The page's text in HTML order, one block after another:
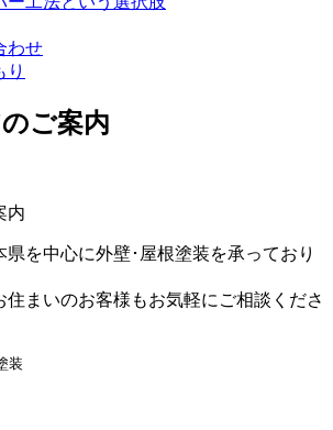
わせ
り
を中心に外壁･屋根塗装を承っており
住まいのお客様もお気軽にご相談くださ
装